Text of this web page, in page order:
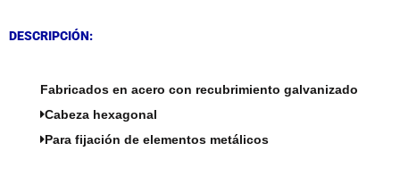
DESCRIPCIÓN:
Fabricados en acero con recubrimiento galvanizado
Cabeza hexagonal
Para fijación de elementos metálicos